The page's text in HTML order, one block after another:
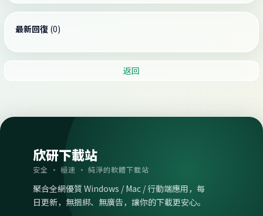
最新回復 (0)
返回
欣研下載站
安全 · 極速 · 純淨的軟體下載站
聚合全網優質 Windows / Mac / 行動端應用，每
日更新，無捆綁、無廣告，讓你的下載更安心。